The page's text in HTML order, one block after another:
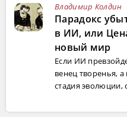
Владимир Колдин
Парадокс
в ИИ, или
новый мир
Если ИИ
венец творенья,
стадия эволюции,